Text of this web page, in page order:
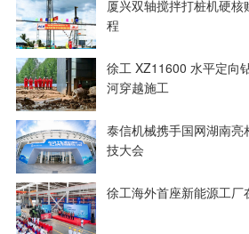
厦兴双轴搅拌打桩机硬
程
徐工 XZ11600 水平定向
河穿越施工
泰信机械携手国网湖南
技大会
徐工海外首座新能源工厂